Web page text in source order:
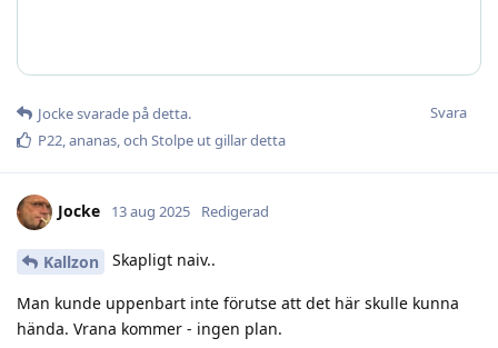
Svara
Jockesvarade på detta.
P22,ananas, och Stolpe utgillar detta
Jocke 13 aug 2025 Redigerad
Kallzon Skapligt naiv..
Man kunde uppenbart inte förutse att det här skulle kunna
hända. Vrana kommer - ingen plan.